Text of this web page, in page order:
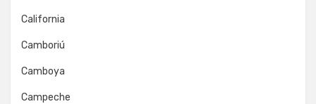
California
Camboriú
Camboya
Campeche